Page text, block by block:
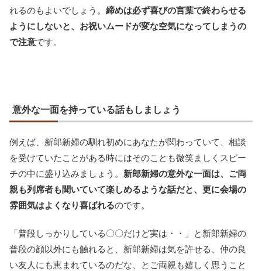
れるのもよいでしょう。 締めは必ず喜びの言葉で終わらせる
ようにしないと、お祝いムードが変な空気になってしまうの
で注意です。
意外な一面を持っている話もしましょう
例えば、新郎新婦の馴れ初めにあなたが関わっていて、相談
を受けていたことがある時にはそのことも微笑ましくスピー
チの中に盛り込みましょう。 新郎新婦の意外な一面は、ご両
親も列席者も聞いていて楽しめるような話だと、更に会場の
雰囲気はよくなり喜ばれるのです。
「普段しっかりしている〇〇だけど実は・・」と新郎新婦の
普段の顔以外にも触れると、新郎新婦は気を許せる、仲の良
い友人にも恵まれているのだな、とご両親も嬉しく思うこと